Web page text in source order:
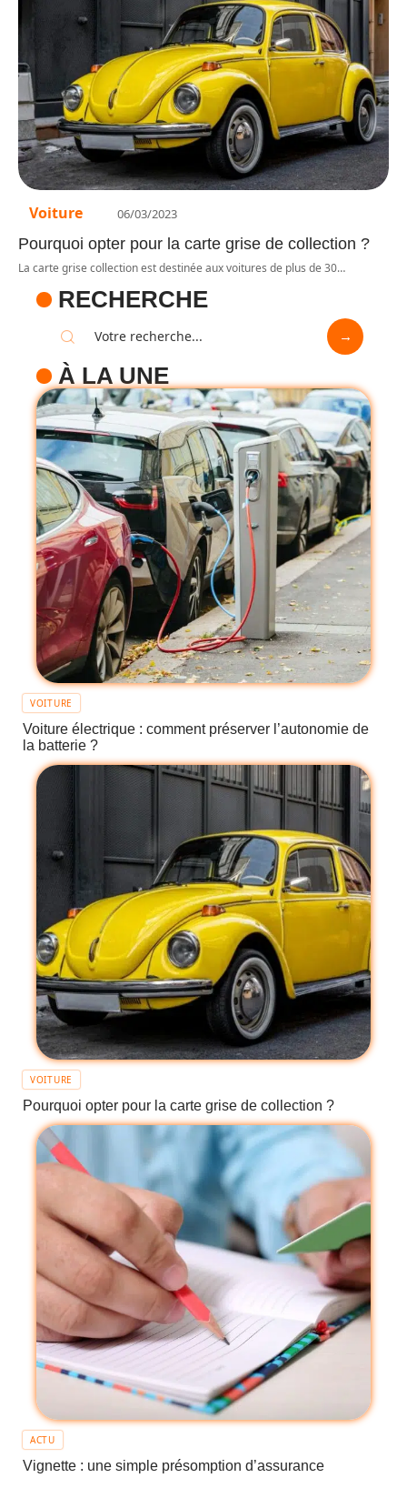
Voiture 06/03/2023
Pourquoi opter pour la carte grise de collection ?
La carte grise collection est destinée aux voitures de plus de 30…
RECHERCHE
À LA UNE
VOITURE
Voiture électrique : comment préserver l’autonomie de
la batterie ?
VOITURE
Pourquoi opter pour la carte grise de collection ?
ACTU
Vignette : une simple présomption d’assurance